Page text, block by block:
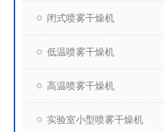
闭式喷雾干燥机
低温喷雾干燥机
高温喷雾干燥机
实验室小型喷雾干燥机